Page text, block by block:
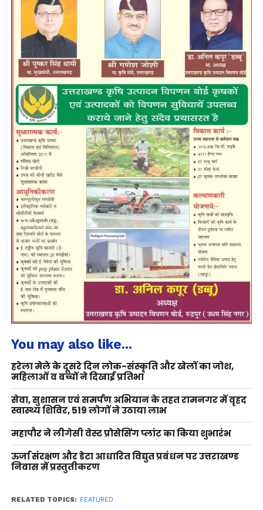
You may also like...
हरेला मेले के दूसरे दिन लोक-संस्कृति और खेलों का जोश,
महिलाओं व बच्चों ने दिखाई प्रतिभा
सेवा, सुशासन एवं समर्पण अभियान के तहत रामनगर में वृहद
स्वास्थ्य शिविर, 519 लोगों ने उठाया लाभ
महापौर ने लीगेसी वेस्ट प्रोसेसिंग प्लांट का किया शुभारंभ
ऊर्जा संरक्षण और डेटा आधारित विद्युत प्रबंधन पर उत्तराखण्ड
निवास में प्रस्तुतीकरण
RELATED TOPICS: FEATURED